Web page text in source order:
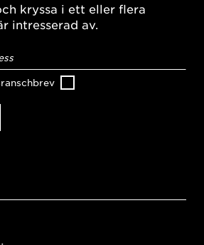
kryssa i ett eller flera
intresserad av.